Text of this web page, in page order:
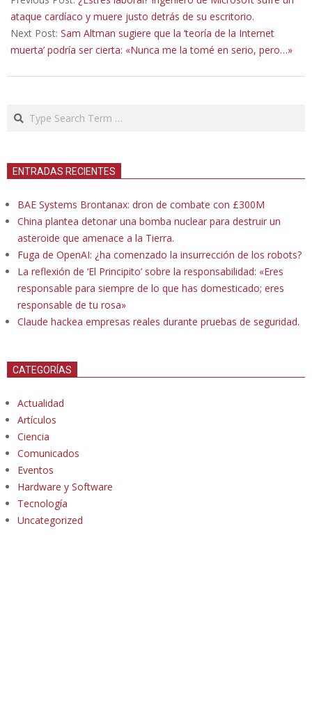
06
ataque cardíaco y muere justo detrás de su escritorio.
Next Post: Sam Altman sugiere que la ‘teoría de la Internet
muerta’ podría ser cierta: «Nunca me la tomé en serio, pero…»
Search
ENTRADAS RECIENTES
BAE Systems Brontanax: dron de combate con £300M
China plantea detonar una bomba nuclear para destruir un
asteroide que amenace a la Tierra.
Fuga de OpenAI: ¿ha comenzado la insurrección de los robots?
La reflexión de ‘El Principito’ sobre la responsabilidad: «Eres
responsable para siempre de lo que has domesticado; eres
responsable de tu rosa»
Claude hackea empresas reales durante pruebas de seguridad.
CATEGORÍAS
Actualidad
Artículos
Ciencia
Comunicados
Eventos
Hardware y Software
Tecnología
Uncategorized